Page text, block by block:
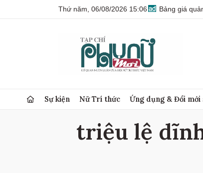
Thứ năm, 06/08/2026 15:06 Bảng giá
Sự kiện Nữ Trí thức Ứng dụng & Đổi mới
triệu lệ